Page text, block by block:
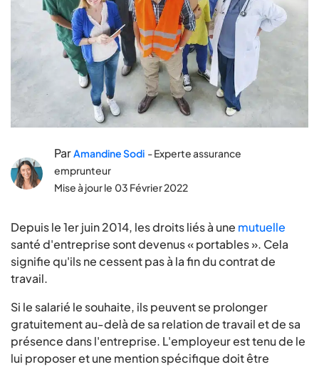
ParAmandine Sodi - Experte assurance
emprunteur
Mise à jour le 03 Février 2022
Depuis le 1er juin 2014, les droits liés à une mutuelle
santé d'entreprise sont devenus « portables ». Cela
signifie qu'ils ne cessent pas à la fin du contrat de
travail.
Si le salarié le souhaite, ils peuvent se prolonger
gratuitement au-delà de sa relation de travail et de sa
présence dans l'entreprise. L'employeur est tenu de le
lui proposer et une mention spécifique doit être